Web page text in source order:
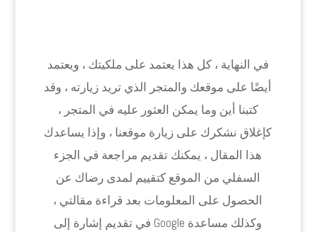
في النهاية ، كل هذا يعتمد على ملكيتك ، ويعتمد
أيضًا على موقعك والمتجر الذي تريد زيارته ، وقد
كتبنا أين وما يمكن العثور عليه في المتجر ،
كإغلاق نشكرك على زيارة موقعنا ، وإذا يساعدك
هذا المقال ، يمكنك تقديم مراجعة في الجزء
السفلي من الموقع كتقييم لمدى رضاك عن
الحصول على المعلومات بعد قراءة مقالتي ،
وكذلك مساعدة Google في تقديم إشارة إلى